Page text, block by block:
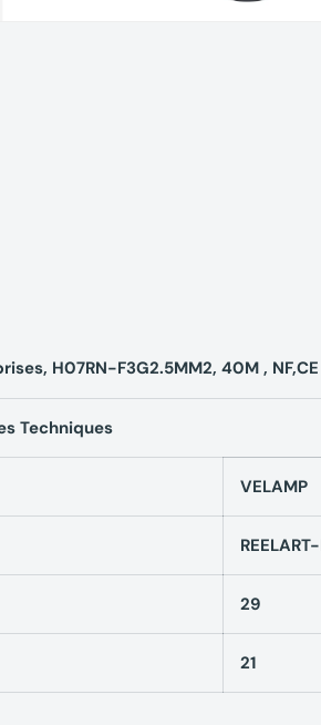
H07RN-F3G2.5MM2, 40M ,
Techniques
VELAMP
29
21